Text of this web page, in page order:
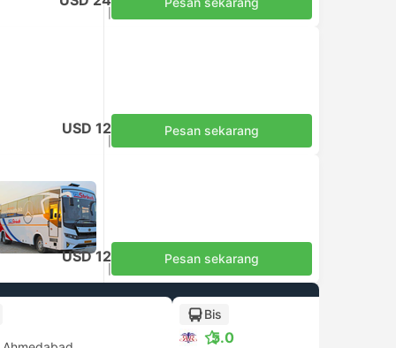
USD 12 Pesan sekarang
USD 12 Pesan sekarang
Bis
5.0